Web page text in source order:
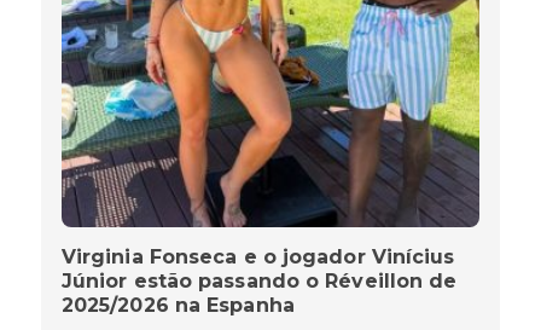
Virginia Fonseca e o jogador Vinícius
Júnior estão passando o Réveillon de
2025/2026 na Espanha